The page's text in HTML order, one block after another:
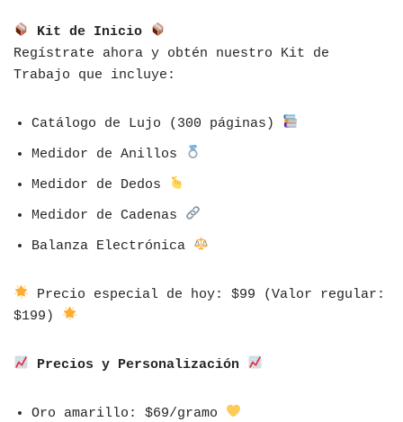
Kit de Inicio
Regístrate ahora y obtén nuestro Kit de
Trabajo que incluye:
Catálogo de Lujo (300 páginas)
Medidor de Anillos
Medidor de Dedos
Medidor de Cadenas
Balanza Electrónica
Precio especial de hoy: $99 (Valor regular:
$199)
Precios y Personalización
Oro amarillo: $69/gramo